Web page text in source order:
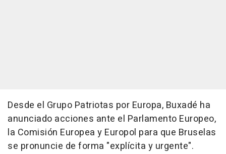
Desde el Grupo Patriotas por Europa, Buxadé ha
anunciado acciones ante el Parlamento Europeo,
la Comisión Europea y Europol para que Bruselas
se pronuncie de forma "explícita y urgente".